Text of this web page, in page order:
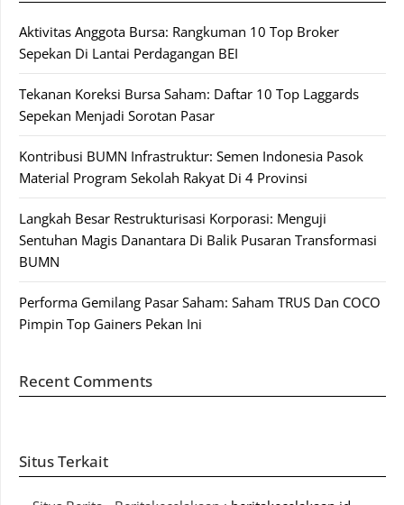
Aktivitas Anggota Bursa: Rangkuman 10 Top Broker
Sepekan Di Lantai Perdagangan BEI
Tekanan Koreksi Bursa Saham: Daftar 10 Top Laggards
Sepekan Menjadi Sorotan Pasar
Kontribusi BUMN Infrastruktur: Semen Indonesia Pasok
Material Program Sekolah Rakyat Di 4 Provinsi
Langkah Besar Restrukturisasi Korporasi: Menguji
Sentuhan Magis Danantara Di Balik Pusaran Transformasi
BUMN
Performa Gemilang Pasar Saham: Saham TRUS Dan COCO
Pimpin Top Gainers Pekan Ini
Recent Comments
Situs Terkait